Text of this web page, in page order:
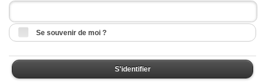
Se souvenir de moi ?
S'identifier